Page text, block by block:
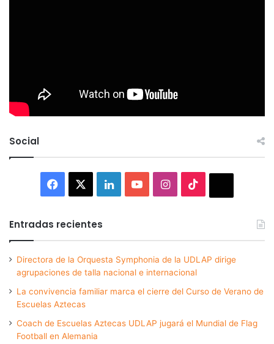
Social
Facebook LinkedInYouTubeInstagram
Entradas recientes
Directora de la Orquesta Symphonia de la UDLAP dirige
agrupaciones de talla nacional e internacional
La convivencia familiar marca el cierre del Curso de Verano de
Escuelas Aztecas
Coach de Escuelas Aztecas UDLAP jugará el Mundial de Flag
Football en Alemania